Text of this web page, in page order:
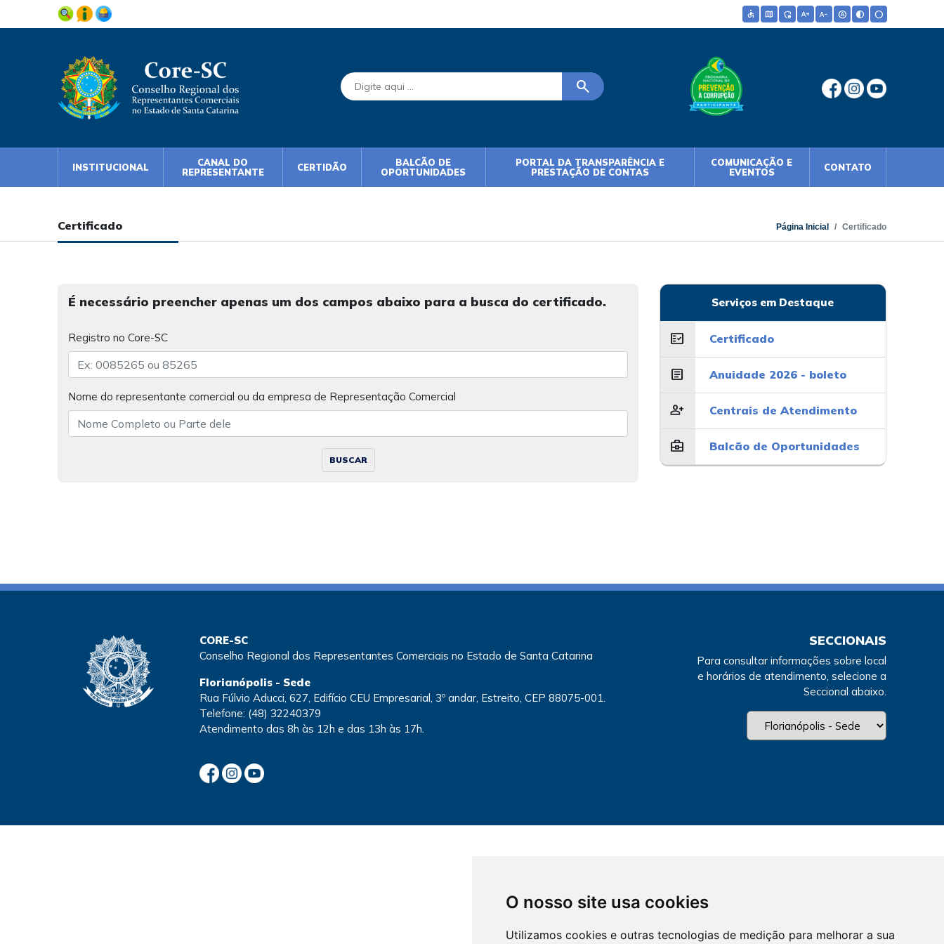
O nosso site usa cookies
Utilizamos cookies e outras tecnologias de medição para melhorar a sua
accessible map admin_panel_settings text_increase text_decrease hdr_auto contrast circle
search
INSTITUCIONAL
CANAL DO
REPRESENTANTE
CERTIDÃO
BALCÃO DE
OPORTUNIDADES
PORTAL DA TRANSPARÊNCIA E
PRESTAÇÃO DE CONTAS
COMUNICAÇÃO E
EVENTOS
CONTATO
Certificado Página Inicial Certificado
É necessário preencher apenas um dos campos abaixo para a busca do certificado.
Registro no Core-SC
Nome do representante comercial ou da empresa de Representação Comercial
BUSCAR
Serviços em Destaque
fact_check Certificado
article Anuidade 2026 - boleto
person_add Centrais de Atendimento
business_center Balcão de Oportunidades
CORE-SC
Conselho Regional dos Representantes Comerciais no Estado de Santa Catarina
Florianópolis - Sede
Rua Fúlvio Aducci, 627, Edifício CEU Empresarial, 3º andar, Estreito, CEP 88075-001.
Telefone: (48) 32240379
Atendimento das 8h às 12h e das 13h às 17h.
SECCIONAIS
Para consultar informações sobre local
e horários de atendimento, selecione a
Seccional abaixo.